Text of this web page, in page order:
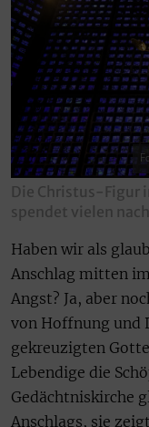
Die Christus-Figur
spendet vielen
Haben wir als
Anschlag mitten
Angst? Ja, aber
von Hoffnung und
gekreuzigten
Lebendige die
Gedächtniskirche
Anschlags, sie